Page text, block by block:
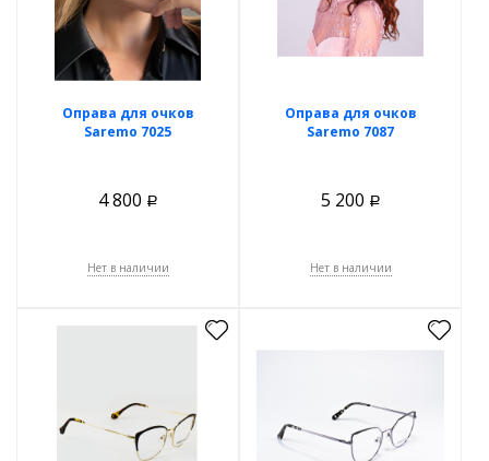
Оправа для очков
Saremo 7025
4 800 Р
Нет в наличии
Оправа для очков
Saremo 7087
5 200 Р
Нет в наличии